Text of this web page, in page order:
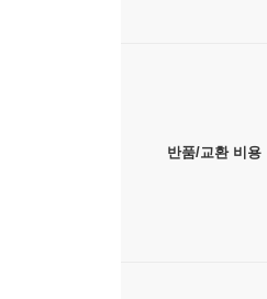
반품/교환 비용